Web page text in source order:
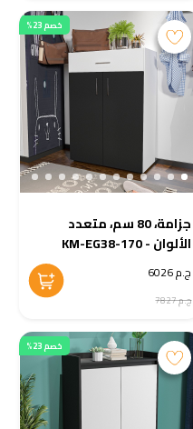
خصم 23%
جزامة، 80 سم، متعدد
الألوان - KM-EG38-170
ج.م 6026
ج.م 7827
خصم 23%